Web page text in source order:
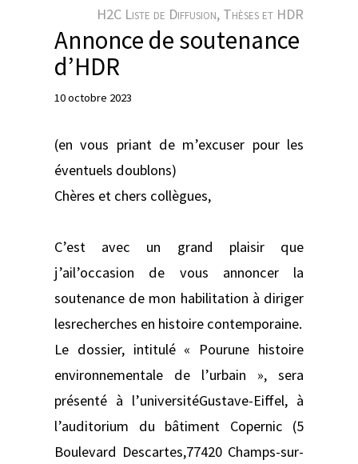
H2C Liste de Diffusion, Thèses et HDR
Annonce de soutenance
d’HDR
10 octobre 2023
(en vous priant de m’excuser pour les
éventuels doublons)
Chères et chers collègues,
C’est avec un grand plaisir que
j’ail’occasion de vous annoncer la
soutenance de mon habilitation à diriger
lesrecherches en histoire contemporaine.
Le dossier, intitulé « Pourune histoire
environnementale de l’urbain », sera
présenté à l’universitéGustave-Eiffel, à
l’auditorium du bâtiment Copernic (5
Boulevard Descartes,77420 Champs-sur-